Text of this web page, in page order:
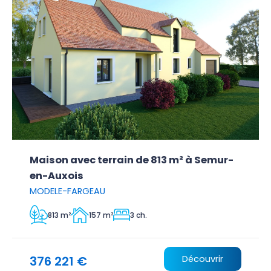
Maison avec terrain de 813 m² à Semur-
en-Auxois
MODELE-FARGEAU
813 m² 157 m² 3 ch.
376 221 € Découvrir